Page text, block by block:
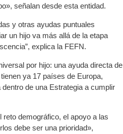
señalan desde esta entidad.
y otras ayudas puntuales
un hijo va más allá de la etapa
explica la FEFN.
por hijo: una ayuda directa de
ya 17 países de Europa,
de una Estrategia a cumplir
demográfico, el apoyo a las
debe ser una prioridad»,